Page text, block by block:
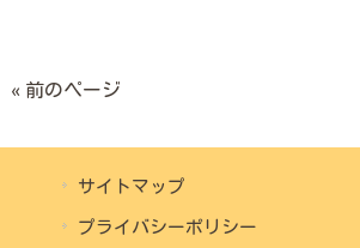
« 前のページ
サイトマップ
プライバシーポリシー